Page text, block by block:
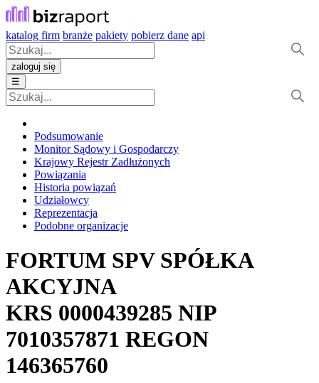
katalog firm branże pakiety pobierz dane api
zaloguj się
☰
Podsumowanie
Monitor Sądowy i Gospodarczy
Krajowy Rejestr Zadłużonych
Powiązania
Historia powiązań
Udziałowcy
Reprezentacja
Podobne organizacje
FORTUM SPV SPÓŁKA
AKCYJNA
KRS 0000439285 NIP
7010357871 REGON
146365760